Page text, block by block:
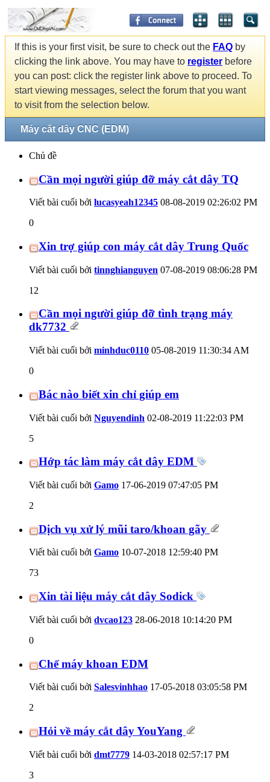
If this is your first visit, be sure to check out the FAQ by
clicking the link above. You may have to register before
you can post: click the register link above to proceed. To
start viewing messages, select the forum that you want
to visit from the selection below.
Máy cắt dây CNC (EDM)
Chủ đề
Cần mọi người giúp đỡ máy cắt dây TQ
Viết bài cuối bởi lucasyeah12345 08-08-2019 02:26:02 PM
0
Xin trợ giúp con máy cắt dây Trung Quốc
Viết bài cuối bởi tinnghianguyen 07-08-2019 08:06:28 PM
12
Cần mọi người giúp đỡ tình trạng máy
dk7732
Viết bài cuối bởi minhduc0110 05-08-2019 11:30:34 AM
0
Bác nào biết xin chỉ giúp em
Viết bài cuối bởi Nguyendinh 02-08-2019 11:22:03 PM
5
Hớp tác làm máy cắt dây EDM
Viết bài cuối bởi Gamo 17-06-2019 07:47:05 PM
2
Dịch vụ xử lý mũi taro/khoan gãy
Viết bài cuối bởi Gamo 10-07-2018 12:59:40 PM
73
Xin tài liệu máy cắt dây Sodick
Viết bài cuối bởi dvcao123 28-06-2018 10:14:20 PM
0
Chế máy khoan EDM
Viết bài cuối bởi Salesvinhhao 17-05-2018 03:05:58 PM
2
Hỏi về máy cắt dây YouYang
Viết bài cuối bởi dmt7779 14-03-2018 02:57:17 PM
3